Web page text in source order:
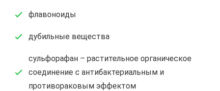
флавоноиды
дубильные вещества
сульфорафан – растительное органическое
соединение с антибактериальным и
противораковым эффектом